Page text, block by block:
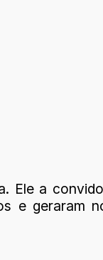
Ele a
e geraram